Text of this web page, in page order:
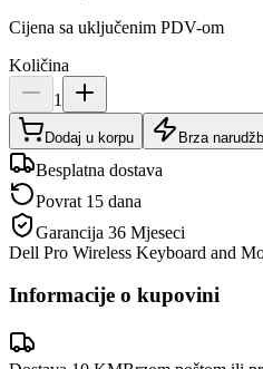
Cijena sa uključenim PDV-om
Količina
1
Dodaj u korpu Brza
Besplatna dostava
Povrat 15 dana
Garancija 36 Mjeseci
Dell Pro Wireless Keyboard and
Informacije o kupovini